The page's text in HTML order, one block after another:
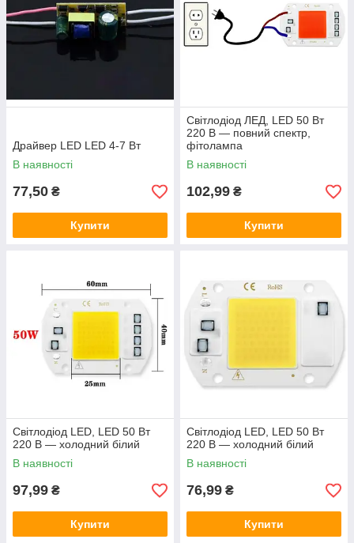
Драйвер LED LED 4-7 Вт
В наявності
77,50 ₴
Купити
Світлодіод ЛЕД, LED 50 Вт
220 В — повний спектр,
фітолампа
В наявності
102,99 ₴
Купити
Світлодіод LED, LED 50 Вт
220 В — холодний білий
В наявності
97,99 ₴
Купити
Світлодіод LED, LED 50 Вт
220 В — холодний білий
В наявності
76,99 ₴
Купити